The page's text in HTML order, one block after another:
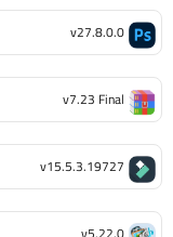
v27.8.0.0
v7.23 Final
v15.5.3.19727